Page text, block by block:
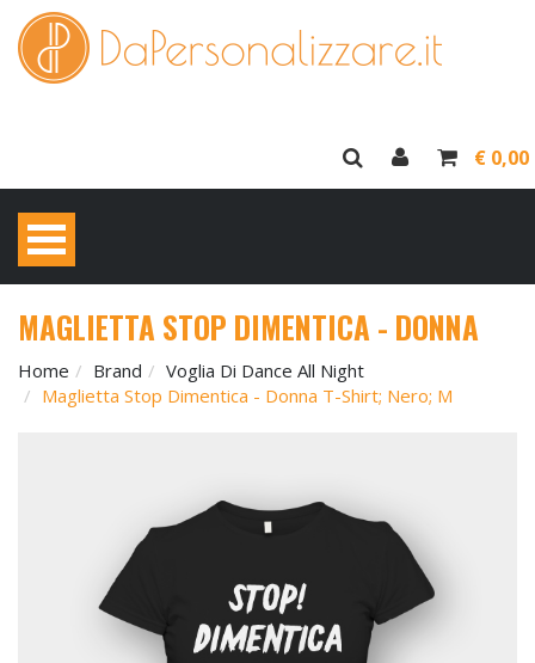
€ 0,00
MAGLIETTA STOP DIMENTICA - DONNA
Home Brand
Voglia Di Dance All Night
Maglietta Stop Dimentica - Donna T-Shirt; Nero; M